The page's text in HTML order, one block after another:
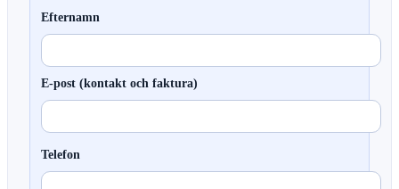
Efternamn
E-post (kontakt och faktura)
Telefon